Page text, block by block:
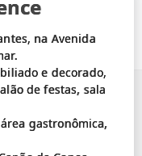
na Avenida
e decorado,
de festas, sala
gastronômica,